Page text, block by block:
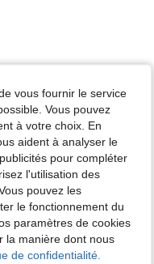
vous fournir le service
Vous pouvez
à votre choix. En
aident à analyser le
pour compléter
l'utilisation des
pouvez les
le fonctionnement du
paramètres de cookies
la manière dont nous
de confidentialité.